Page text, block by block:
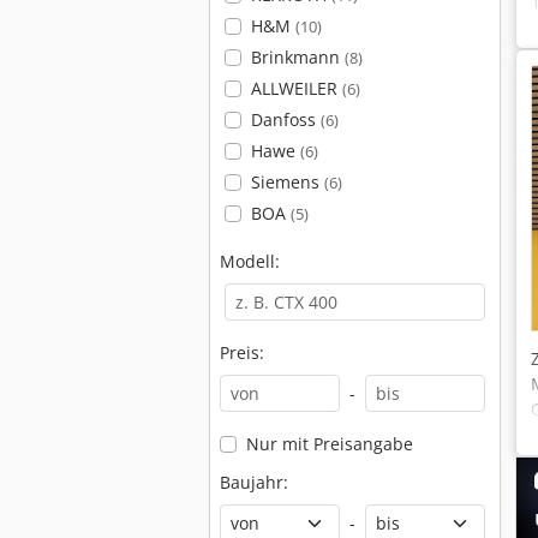
H&M (10)
Brinkmann (8)
ALLWEILER (6)
Danfoss (6)
Hawe (6)
Siemens (6)
BOA (5)
Modell:
Preis:
-
Nur mit Preisangabe
Baujahr:
-